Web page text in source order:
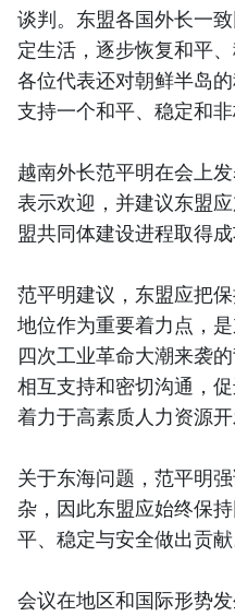
谈判。东盟各国外长一
定生活，逐步恢复和平
各位代表还对朝鲜半岛
支持一个和平、稳定和非
越南外长范平明在会上
表示欢迎，并建议东盟
盟共同体建设进程取得成
范平明建议，东盟应把
地位作为重要着力点，
四次工业革命大潮来袭
相互支持和密切沟通，
着力于高素质人力资源开
关于东海问题，范平明
杂，因此东盟应始终保
平、稳定与安全做出贡献
会议在地区和国际形势